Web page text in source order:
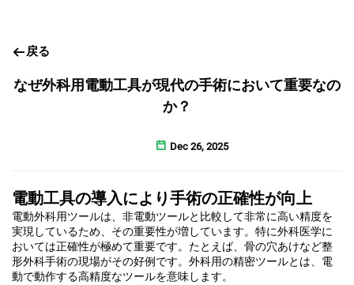
戻る
なぜ外科用電動工具が現代の手術において重要なの
か？
Dec 26, 2025
電動工具の導入により手術の正確性が向上
電動外科用ツールは、非電動ツールと比較して非常に高い精度を
実現しているため、その重要性が増しています。特に外科医学に
おいては正確性が極めて重要です。たとえば、骨の穴あけなど整
形外科手術の現場がその好例です。外科用の精密ツールとは、電
動で動作する高精度なツールを意味します。